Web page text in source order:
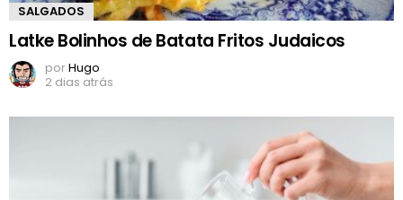
SALGADOS
Latke Bolinhos de Batata Fritos Judaicos
porHugo
2 dias atrás